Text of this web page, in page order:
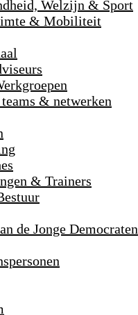
Welzijn & Sport
& Mobiliteit
& netwerken
& Trainers
de Jonge Democraten